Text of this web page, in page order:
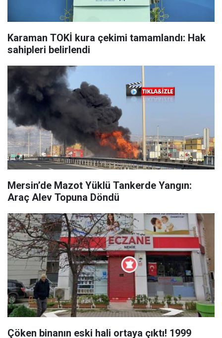
Karaman TOKİ kura çekimi tamamlandı: Hak
sahipleri belirlendi
Mersin’de Mazot Yüklü Tankerde Yangın:
Araç Alev Topuna Döndü
Çöken binanın eski hali ortaya çıktı! 1999